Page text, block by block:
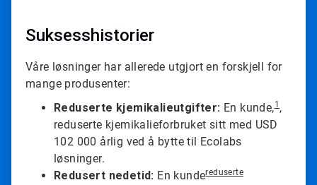
Suksesshistorier
Våre løsninger har allerede utgjort en forskjell for
mange produsenter:
Reduserte kjemikalieutgifter: En kunde,1 ,
reduserte kjemikalieforbruket sitt med USD
102 000 årlig ved å bytte til Ecolabs
løsninger.
Redusert nedetid: En kundereduserte